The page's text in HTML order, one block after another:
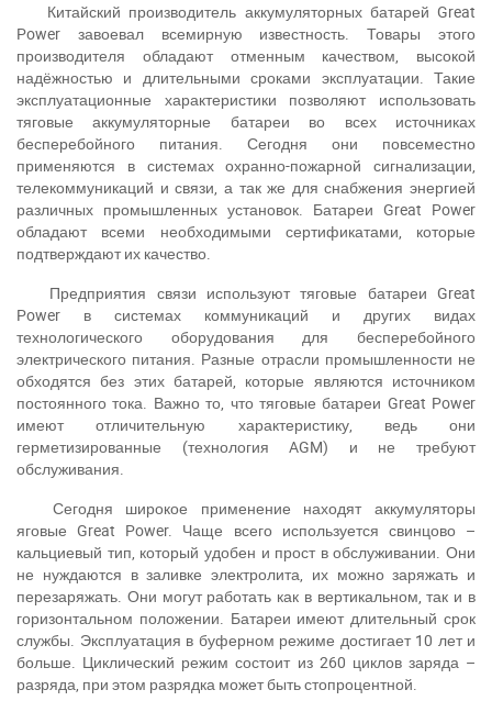
Китайский производитель аккумуляторных батарейGreat
Power завоевал всемирную известность. Товары этого
производителя обладают отменным качеством, высокой
надёжностью и длительными сроками эксплуатации. Такие
эксплуатационные характеристики позволяют использовать
тяговые аккумуляторные батареи во всех источниках
бесперебойного питания. Сегодня они повсеместно
применяются в системах охранно-пожарной сигнализации,
телекоммуникаций и связи, а так же для снабжения энергией
различных промышленных установок. Батареи Great Power
обладают всеми необходимыми сертификатами, которые
подтверждают их качество.
Предприятия связи используют тяговые батареи Great
Power в системах коммуникаций и других видах
технологического оборудования для бесперебойного
электрического питания. Разные отрасли промышленности не
обходятся без этих батарей, которые являются источником
постоянного тока. Важно то, что тяговые батареи Great Power
имеют отличительную характеристику, ведь они
герметизированные (технология AGM) и не требуют
обслуживания.
Сегодня широкое применение находят аккумуляторы
яговые Great Power. Чаще всего используется свинцово –
кальциевый тип, который удобен и прост в обслуживании. Они
не нуждаются в заливке электролита, их можно заряжать и
перезаряжать. Они могут работать как в вертикальном, так и в
горизонтальном положении. Батареи имеют длительный срок
службы. Эксплуатация в буферном режиме достигает 10 лет и
больше. Циклический режим состоит из 260 циклов заряда –
разряда, при этом разрядка может быть стопроцентной.